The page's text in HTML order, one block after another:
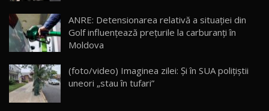
17 20:06
30:08
ANRE: Detensionarea relativă a situației din
Golf influențează prețurile la carburanți în
Moldova
(foto/video) Imaginea zilei: Și în SUA polițiștii
uneori „stau în tufari”